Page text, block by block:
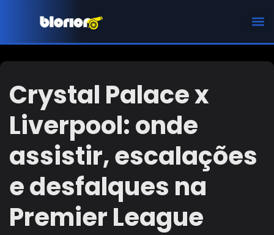
Crystal Palace x
Liverpool: onde
assistir, escalações
e desfalques na
Premier League